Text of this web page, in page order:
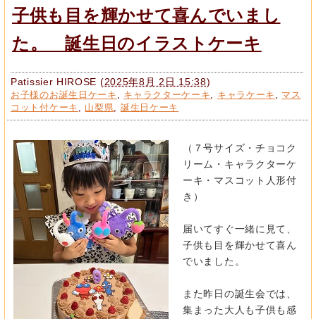
子供も目を輝かせて喜んでいまし
た。 誕生日のイラストケーキ
Patissier HIROSE (2025年8月 2日 15:38)
お子様のお誕生日ケーキ キャラクターケーキ キャラケーキ
マス
コット付ケーキ
山梨県 誕生日ケーキ
（７号サイズ・チョコク
リーム・キャラクターケ
ーキ・マスコット人形付
き）
届いてすぐ一緒に見て、
子供も目を輝かせて喜ん
でいました。
また昨日の誕生会では、
集まった大人も子供も感